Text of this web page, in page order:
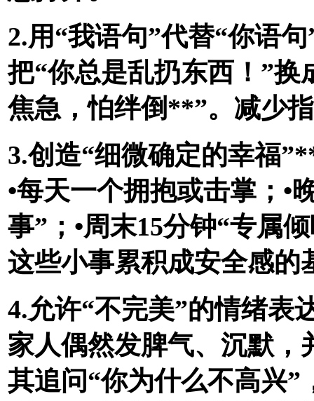
2.用“我语句”代替“你语
把“你总是乱扔东西！”
焦急，怕绊倒**”。减少
3.创造“细微确定的幸福
•每天一个拥抱或击掌；•
事”；•周末15分钟“专属
这些小事累积成安全感的
4.允许“不完美”的情绪表
家人偶然发脾气、沉默，
其追问“你为什么不高兴